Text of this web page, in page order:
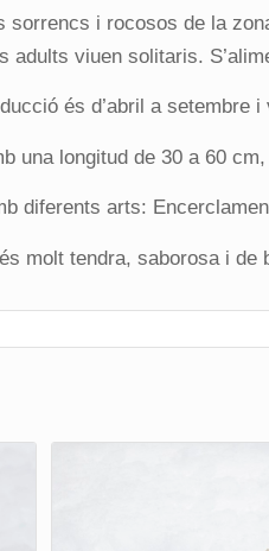
sorrencs i rocosos de la
adults viuen solitaris.
és d’abril a setembre
una longitud de 30 a 60
diferents arts:
molt tendra, saborosa i de